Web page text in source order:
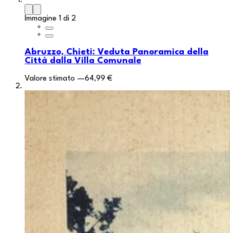
Immagine 1 di 2
Abruzzo, Chieti: Veduta Panoramica della
Città dalla Villa Comunale
Valore stimato —64,99 €